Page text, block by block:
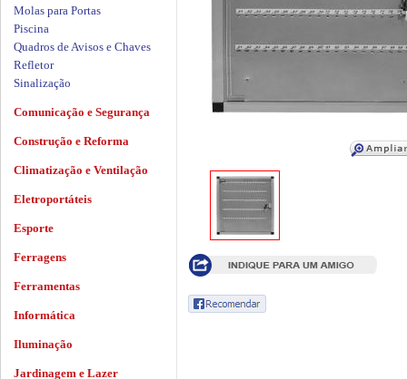
Molas para Portas
Piscina
Quadros de Avisos e Chaves
Refletor
Sinalização
Comunicação e Segurança
Construção e Reforma
Climatização e Ventilação
Eletroportáteis
Esporte
Ferragens
Ferramentas
Informática
Iluminação
Jardinagem e Lazer